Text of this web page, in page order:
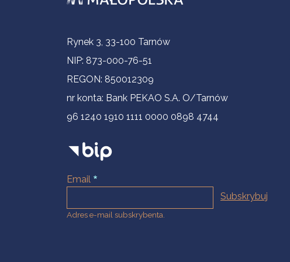
Informacje kontaktowe
Rynek 3, 33-100 Tarnów
NIP: 873-000-76-51
REGON: 850012309
nr konta: Bank PEKAO S.A. O/Tarnów
96 1240 1910 1111 0000 0898 4744
Email
Adres e-mail subskrybenta.